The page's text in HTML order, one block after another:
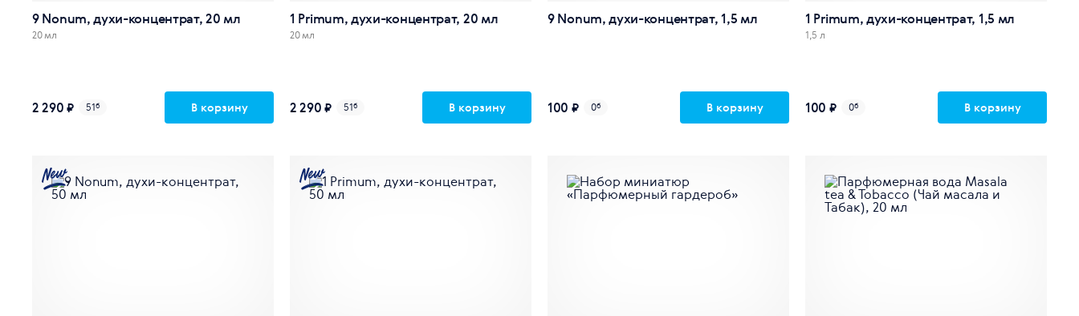
9 Nonum, духи-концентрат, 20 мл
20 мл
2 290 ₽ 51б В корзину
1 Primum, духи-концентрат, 20 мл
20 мл
2 290 ₽ 51б В корзину
9 Nonum, духи-концентрат, 1,5 мл
100 ₽ 0б В корзину
1 Primum, духи-концентрат, 1,5 мл
1,5 л
100 ₽ 0б В корзину